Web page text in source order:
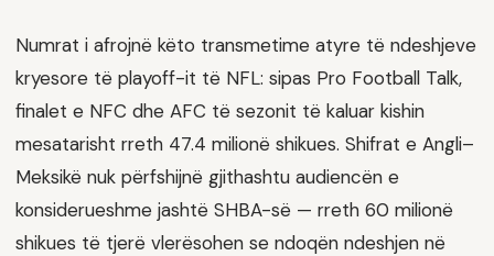
Numrat i afrojnë këto transmetime atyre të ndeshjeve
kryesore të playoff-it të NFL: sipas Pro Football Talk,
finalet e NFC dhe AFC të sezonit të kaluar kishin
mesatarisht rreth 47.4 milionë shikues. Shifrat e Angli–
Meksikë nuk përfshijnë gjithashtu audiencën e
konsiderueshme jashtë SHBA-së — rreth 60 milionë
shikues të tjerë vlerësohen se ndoqën ndeshjen në